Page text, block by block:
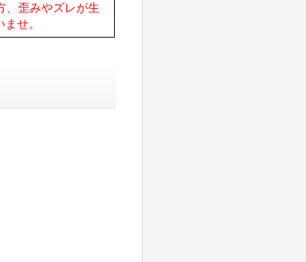
、歪みやズレが生
せ。